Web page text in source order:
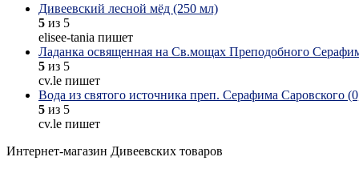
Дивеевский лесной мёд (250 мл)
5 из 5
elisee-tania пишет
Ладанка освященная на Св.мощах Преподобного
5 из 5
cv.le пишет
Вода из святого источника преп. Серафима Саровского
5 из 5
cv.le пишет
Интернет-магазин Дивеевских товаров